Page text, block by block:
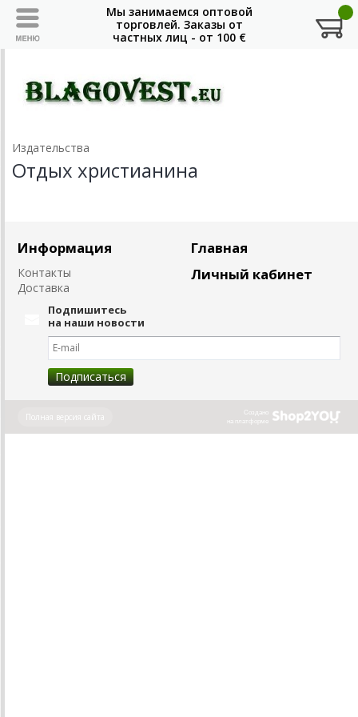
Издательства
Отдых христианина
Информация
Контакты
Доставка
Главная
Личный кабинет
Подпишитесь
на наши новости
Создано
на платформе
Полная версия сайта